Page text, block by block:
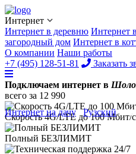
Интернет
Интернет в деревню Интернет
загородный дом Интернет в
О компании Наши работы
+7 (495) 128-51-81
Заказать
Интернет на дачу/ Рузский/
Подключаем интернет в
всего за 12 990
Скорость 4G/LTE до100 Мбит/с
Полный БЕЗЛИМИТ